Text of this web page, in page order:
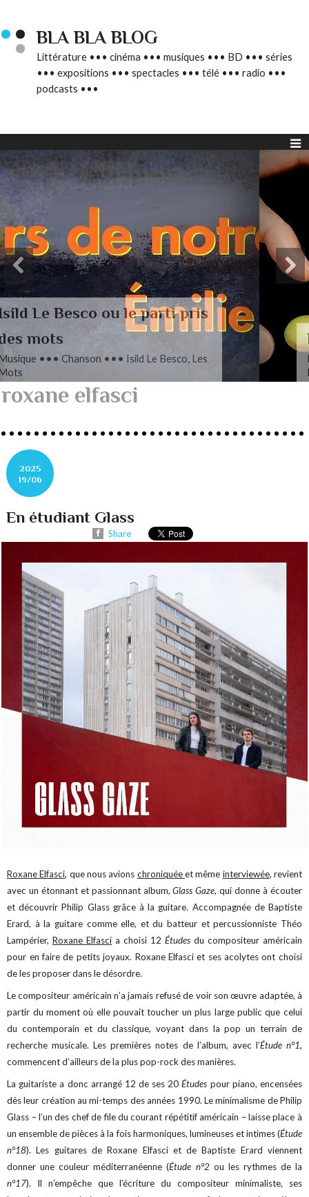
BLA BLA BLOG
Littérature ••• cinéma ••• musiques ••• BD ••• séries
••• expositions ••• spectacles ••• télé ••• radio •••
podcasts •••
L’autre Mendelssohn
Musique ••• Classique ••• Fanny
roxane elfasci
2025
19/06
En étudiant Glass
Share
Roxane Elfasci, que nous avions chroniquéeet même interviewée, revient
avec un étonnant et passionnant album,Glass Gaze, qui donne à écouter
et découvrir Philip Glass grâce à la guitare. Accompagnée de Baptiste
Erard, à la guitare comme elle, et du batteur et percussionniste Théo
Lampérier,Roxane Elfasci a choisi 12 Études du compositeur américain
pour en faire de petits joyaux. Roxane Elfasci et ses acolytes ont choisi
de les proposer dans le désordre.
Le compositeur américain n’a jamais refusé de voir son œuvre adaptée, à
partir du moment où elle pouvait toucher un plus large public que celui
du contemporain et du classique, voyant dans la pop un terrain de
recherche musicale. Les premières notes de l’album, avec l’Étude n°1,
commencent d’ailleurs de la plus pop-rock des manières.
La guitariste a donc arrangé 12 de ses 20Études pour piano, encensées
dès leur création au mi-temps des années 1990. Le minimalisme de Philip
Glass – l’un des chef de file du courant répétitif américain – laisse place à
un ensemble de pièces à la fois harmoniques, lumineuses et intimes (Étude
n°18). Les guitares de Roxane Elfasci et de Baptiste Erard viennent
donner une couleur méditerranéenne (Étude n°2ou les rythmes de la
n°17). Il n’empêche que l’écriture du compositeur minimaliste, ses